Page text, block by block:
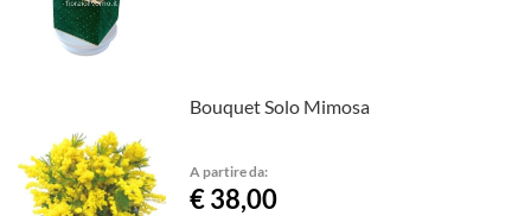
Bouquet Solo Mimosa
A partire da:
€ 38,00